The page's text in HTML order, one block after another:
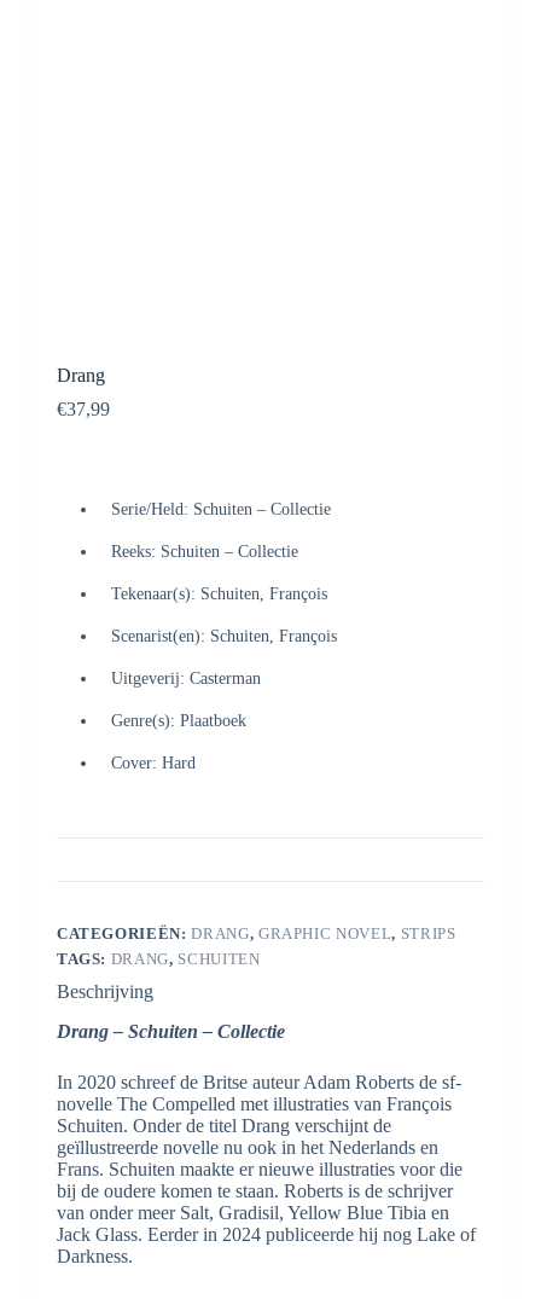
Drang
€37,99
Serie/Held: Schuiten – Collectie
Reeks: Schuiten – Collectie
Tekenaar(s): Schuiten, François
Scenarist(en): Schuiten, François
Uitgeverij: Casterman
Genre(s): Plaatboek
Cover: Hard
CATEGORIEËN:DRANG, GRAPHIC NOVEL, STRIPS
TAGS: DRANG, SCHUITEN
Beschrijving
Drang – Schuiten – Collectie
In 2020 schreef de Britse auteur Adam Roberts de sf-
novelle The Compelled met illustraties van François
Schuiten. Onder de titel Drang verschijnt de
geïllustreerde novelle nu ook in het Nederlands en
Frans. Schuiten maakte er nieuwe illustraties voor die
bij de oudere komen te staan. Roberts is de schrijver
van onder meer Salt, Gradisil, Yellow Blue Tibia en
Jack Glass. Eerder in 2024 publiceerde hij nog Lake of
Darkness.